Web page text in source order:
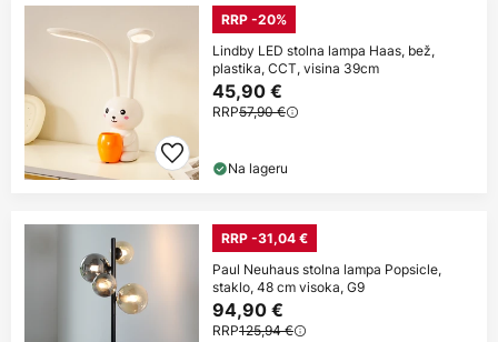
RRP -20%
Lindby LED stolna lampa Haas, bež,
plastika, CCT, visina 39cm
45,90 €
RRP57,90 €
Na lageru
RRP -31,04 €
Paul Neuhaus stolna lampa Popsicle,
staklo, 48 cm visoka, G9
94,90 €
RRP125,94 €